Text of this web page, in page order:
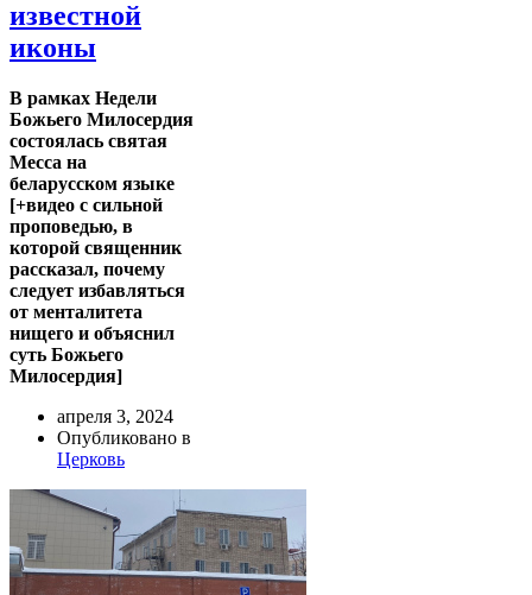
известной
иконы
В рамках Недели
Божьего Милосердия
состоялась святая
Месса на
беларусском языке
[+видео с сильной
проповедью, в
которой священник
рассказал, почему
следует избавляться
от менталитета
нищего и объяснил
суть Божьего
Милосердия]
апреля 3, 2024
Опубликовано в
Церковь